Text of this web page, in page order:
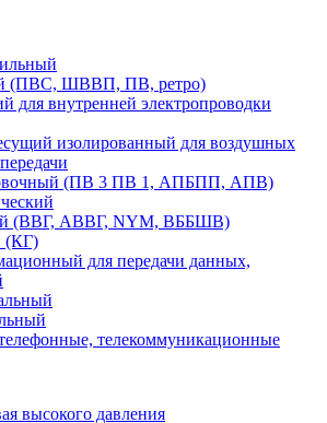
(ПВС, ШВВП, ПВ, ретро)
для внутренней электропроводки
изолированный для воздушных
(ПВ 3 ПВ 1, АПБПП, АПВ)
(ВВГ, АВВГ, NYM, ВББШВ)
(КГ)
для передачи данных,
телекоммуникационные
высокого давления